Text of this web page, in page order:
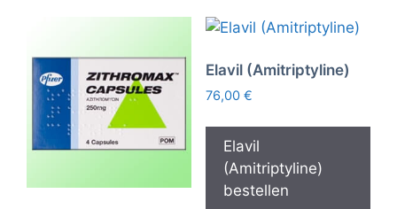
Elavil (Amitriptyline)
76,00 €
Elavil
(Amitriptyline)
bestellen